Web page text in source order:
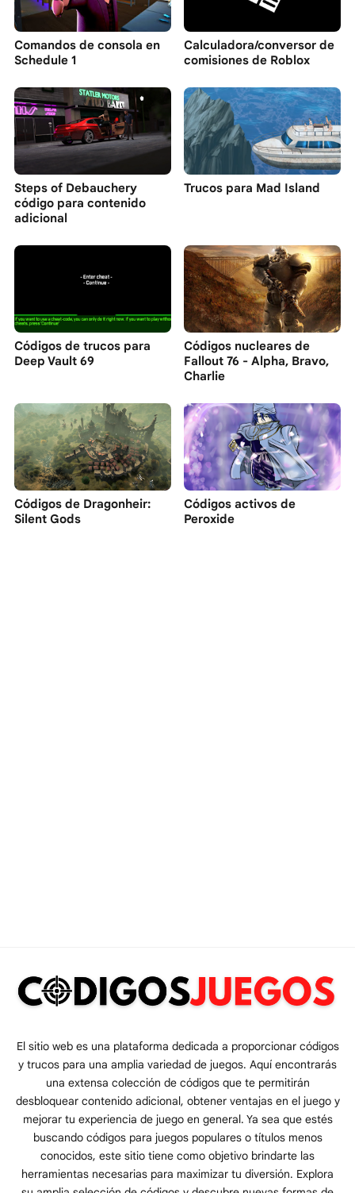
Comandos de consola en
Schedule 1
Calculadora/conversor de
comisiones de Roblox
Steps of Debauchery
código para contenido
adicional
Trucos para Mad Island
Códigos de trucos para
Deep Vault 69
Códigos nucleares de
Fallout 76 - Alpha, Bravo,
Charlie
Códigos de Dragonheir:
Silent Gods
Códigos activos de
Peroxide
El sitio web es una plataforma dedicada a proporcionar códigos
y trucos para una amplia variedad de juegos. Aquí encontrarás
una extensa colección de códigos que te permitirán
desbloquear contenido adicional, obtener ventajas en el juego y
mejorar tu experiencia de juego en general. Ya sea que estés
buscando códigos para juegos populares o títulos menos
conocidos, este sitio tiene como objetivo brindarte las
herramientas necesarias para maximizar tu diversión. Explora